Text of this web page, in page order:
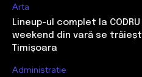
Arta
Lineup-ul complet la
weekend din vară se
Timișoara
Administratie